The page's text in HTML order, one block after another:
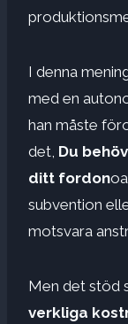
I denna
med en
han måste
det, Du
ditt fordon
subvention
motsvara
Men det stöd
verkliga